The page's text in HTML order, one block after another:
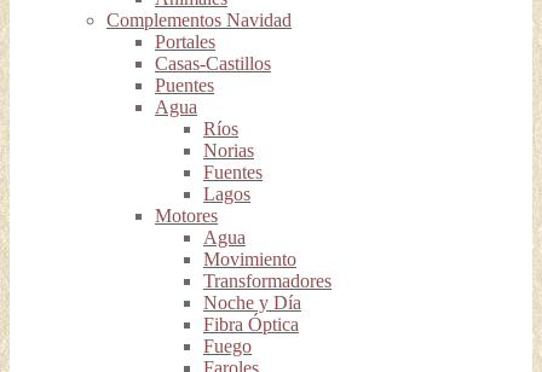
Complementos Navidad
Portales
Casas-Castillos
Puentes
Agua
Ríos
Norias
Fuentes
Lagos
Motores
Agua
Movimiento
Transformadores
Noche y Día
Fibra Óptica
Fuego
Faroles